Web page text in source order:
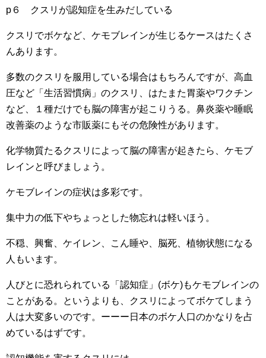
p６ クスリが認知症を生みだしている
クスリでボケなど、ケモブレインが生じるケースはたくさ
んあります。
多数のクスリを服用している場合はもちろんですが、高血
圧など「生活習慣病」のクスリ、はたまた胃薬やワクチン
など、１種だけでも脳の障害が起こりうる。鼻炎薬や睡眠
改善薬のような市販薬にもその危険性があります。
化学物質たるクスリによって脳の障害が起きたら、ケモブ
レインと呼びましょう。
ケモブレインの症状は多彩です。
集中力の低下やちょっとした物忘れは軽いほう。
不穏、興奮、ケイレン、こん睡や、脳死、植物状態になる
人もいます。
人びとに恐れられている「認知症」(ボケ)もケモブレインの
ことがある。というよりも、クスリによってボケてしまう
人は大変多いのです。ーーー日本のボケ人口のかなりを占
めているはずです。